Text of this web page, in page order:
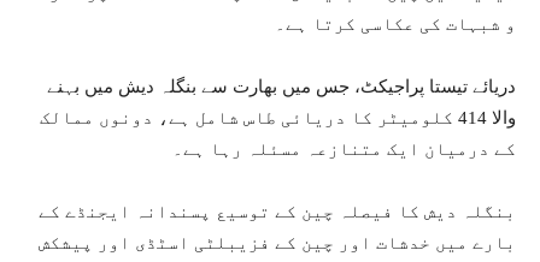
و شبہات کی عکاسی کرتا ہے۔
دریائے تیستا پراجیکٹ، جس میں بھارت سے بنگلہ دیش میں بہنے
والا 414 کلومیٹر کا دریائی طاس شامل ہے، دونوں ممالک
کے درمیان ایک متنازعہ مسئلہ رہا ہے۔
بنگلہ دیش کا فیصلہ چین کے توسیع پسندانہ ایجنڈے کے
بارے میں خدشات اور چین کے فزیبلٹی اسٹڈی اور پیشکش